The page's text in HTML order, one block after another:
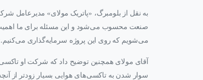
به نقل از بلومبرگ، «پاتریک مولای»
صنعت محسوب می‌شود و این مسئله برای ما
می‌شویم که روی این پروژه سرمایه‌گذاری
آقای مولای همچنین توضیح داد که شرکت او
سوار شدن به تاکسی‌های هوایی بسیار زودتر از